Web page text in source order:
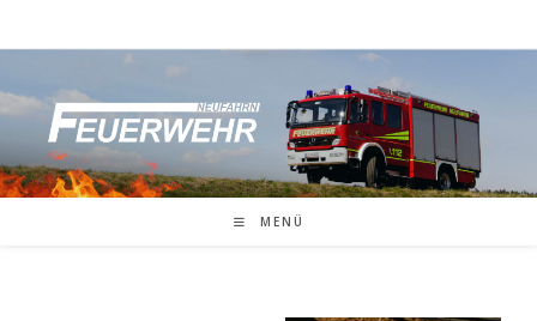
Inhalt
MENÜ